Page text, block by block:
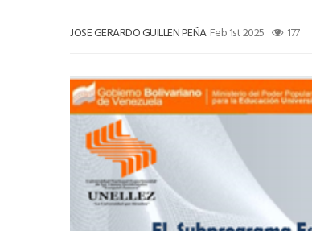
JOSE GERARDO GUILLEN PEÑA Feb 1st 2025 177